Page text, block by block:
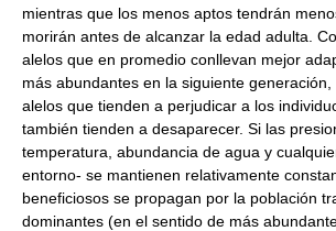
mientras que los menos aptos tendrán
morirán antes de alcanzar la edad adulta.
alelos que en promedio conllevan mejor
más abundantes en la siguiente
alelos que tienden a perjudicar a los
también tienden a desaparecer. Si las
temperatura, abundancia de agua y
entorno- se mantienen relativamente
beneficiosos se propagan por la población
dominantes (en el sentido de más